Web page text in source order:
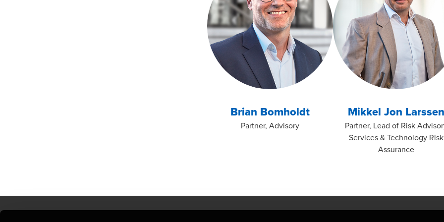
Brian Bomholdt
Partner, Advisory
Mikkel Jon Larssen
Partner, Lead of Risk
Services & Technology Risk
Assurance